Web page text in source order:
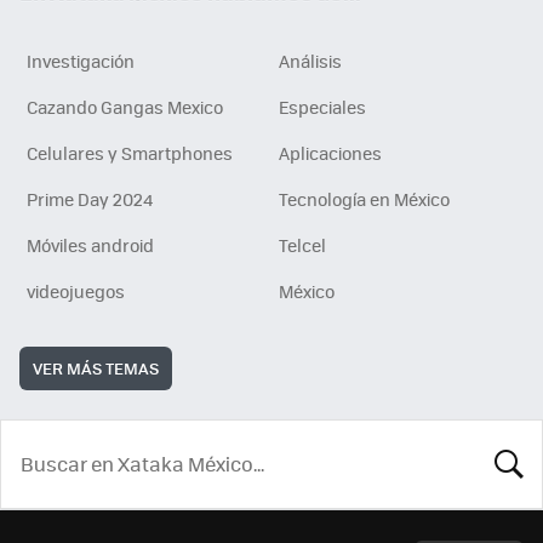
Investigación
Análisis
Cazando Gangas Mexico
Especiales
Celulares y Smartphones
Aplicaciones
Prime Day 2024
Tecnología en México
Móviles android
Telcel
videojuegos
México
VER MÁS TEMAS